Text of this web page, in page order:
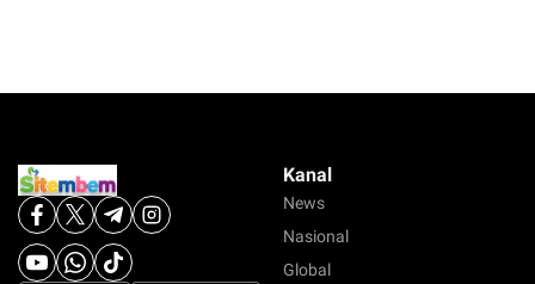
Kanal
News
Nasional
Global